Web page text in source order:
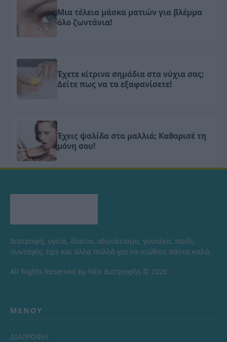
Μια τέλεια μάσκα ματιών για βλέμμα
όλο ζωντάνια!
Έχετε κίτρινα σημάδια στα νύχια σας;
Δείτε πως να τα εξαφανίσετε!
Έχεις ψαλίδα στα μαλλιά; Καθαρισέ τη
μόνη σου!
Διατροφή, υγεία, δίαιτα, αδυνάτισμα, γυναίκα, παιδί,
συνταγές, tips και άλλα πολλά για να νιώθεις πάντα καλά.
All Rights Reserved by Νέα Διατροφής © 2026
ΜΕΝΟΎ
ΔΙΑΤΡΟΦΗ